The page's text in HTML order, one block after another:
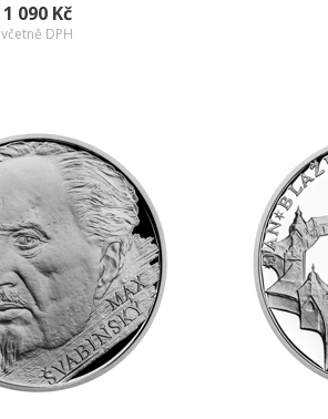
1 090 Kč
včetně DPH